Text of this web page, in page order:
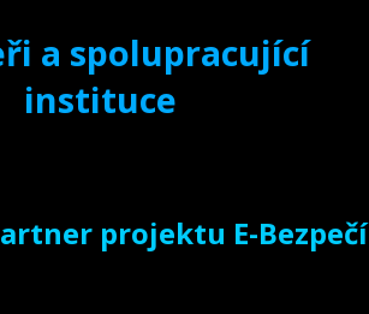
a spolupracující
instituce
projektu E-Bezpečí